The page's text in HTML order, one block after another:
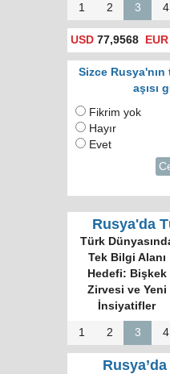
1 2 3 4
USD 77,9568 EUR
Sizce
aşısı
Fikrim yok
Hayır
Evet
Rusya'da
Türk
Tek Bilgi Alanı
Hedefi: Bişkek
Zirvesi ve Yeni
İnsiyatifler
1 2 3 4